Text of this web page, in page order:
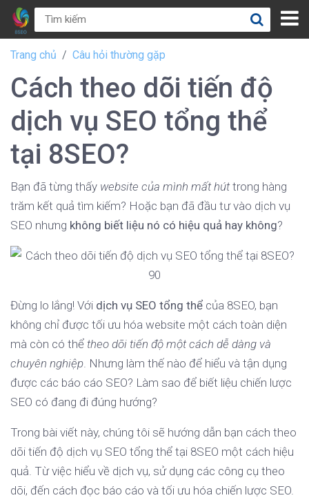
Trang chủ Câu hỏi thường gặp
Cách theo dõi tiến độ
dịch vụ SEO tổng thể
tại 8SEO?
Bạn đã từng thấy website của mình mất húttrong hàng
trăm kết quả tìm kiếm? Hoặc bạn đã đầu tư vào dịch vụ
SEO nhưng không biết liệu nó có hiệu quả hay không?
Đừng lo lắng! Với dịch vụ SEO tổng thể của 8SEO, bạn
không chỉ được tối ưu hóa website một cách toàn diện
mà còn có thể theo dõi tiến độ một cách dễ dàng và
chuyên nghiệp. Nhưng làm thế nào để hiểu và tận dụng
được các báo cáo SEO? Làm sao để biết liệu chiến lược
SEO có đang đi đúng hướng?
Trong bài viết này, chúng tôi sẽ hướng dẫn bạn cách theo
dõi tiến độ dịch vụ SEO tổng thể tại 8SEO một cách hiệu
quả. Từ việc hiểu về dịch vụ, sử dụng các công cụ theo
dõi, đến cách đọc báo cáo và tối ưu hóa chiến lược SEO.